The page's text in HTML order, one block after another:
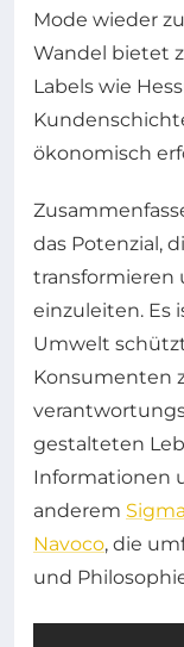
Mode wieder
Wandel bietet
Labels wie
ökonomisch
das Potenzial,
transformieren
einzuleiten. Es
Umwelt
Konsumenten
gestalteten
Informationen
anderem
Navoco, die
und